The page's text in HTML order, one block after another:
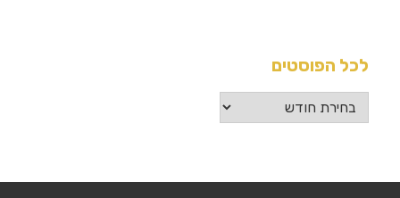
לכל הפוסטים
לכל
הפוסטים